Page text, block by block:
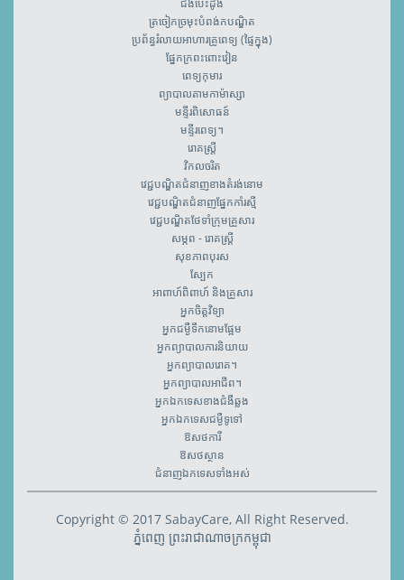
ជំងឺបេះដូង
ត្រចៀកច្រមុះបំពង់កបណ្ឌិត
ប្រព័ន្ធរំលាយអាហារគ្រូពេទ្យ (ផ្ទៃក្នុង)
ផ្នែកក្រពះពោះវៀន
ពេទ្យកុមារ
ព្យាបាលតាមកាម៉ាស្សា
មន្ទីរពិសោធន៍
មន្ទីរពេទ្យ។
រោគស្ត្រី
វិកលចរិត
វេជ្ជបណ្ឌិតជំនាញខាងតំរង់នោម
វេជ្ជបណ្ឌិតជំនាញផ្នែកកាំរស្មី
វេជ្ជបណ្ឌិតថែទាំក្រុមគ្រួសារ
សម្ភព - រោគស្ត្រី
សុខភាពបុរស
ស្បែក
អាពាហ៍ពិពាហ៍ និងគ្រួសារ
អ្នកចិត្តវិទ្យា
អ្នកជម្ងឺទឹកនោមផ្អែម
អ្នកព្យាបាលការនិយាយ
អ្នកព្យាបាលរោគ។
អ្នកព្យាបាលអាជីព។
អ្នកឯកទេសខាងជំងឺឆ្លង
អ្នកឯកទេសជម្ងឺទូទៅ
ឱសថការី
ឱសថស្ថាន
ជំនាញឯកទេសទាំងអស់
Copyright © 2017 SabayCare, All Right Reserved.
ភ្នំពេញ ព្រះរាជាណាចក្រកម្ពុជា